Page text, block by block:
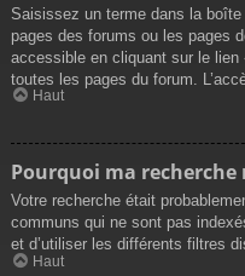
Saisissez un terme dans la
pages des forums ou les pages
accessible en cliquant sur le
toutes les pages du forum.
Haut
Pourquoi ma
Votre recherche était
communs qui ne sont pas
et d’utiliser les différents filtres
Haut